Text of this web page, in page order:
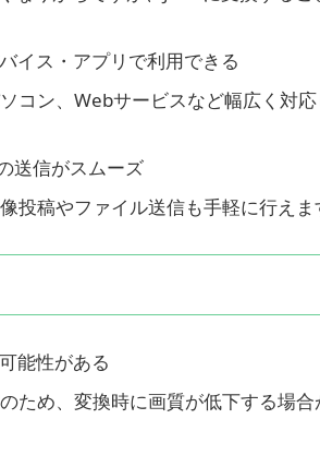
イス・アプリで利用できる
ソコン、Webサービスなど幅広く対
送信がスムーズ
投稿やファイル送信も手軽に行えま
能性がある
ため、変換時に画質が低下する場合